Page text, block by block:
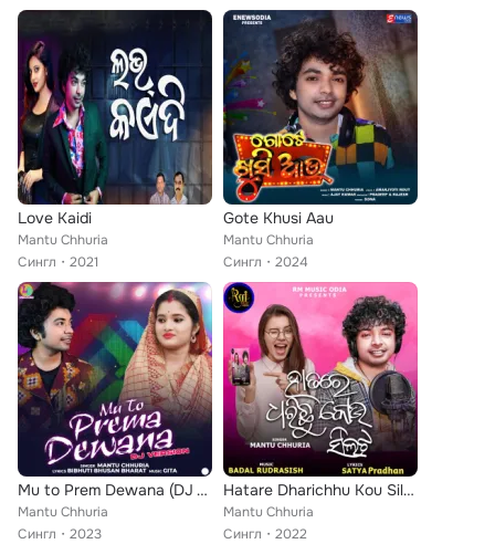
Love Kaidi
Mantu Chhuria
Сингл
2021
Gote Khusi Aau
Mantu Chhuria
Сингл
2024
Mu to Prem Dewana (DJ Version)
Mantu Chhuria
Сингл
2023
Hatare Dharichhu Kou Silata
Mantu Chhuria
Сингл
2022